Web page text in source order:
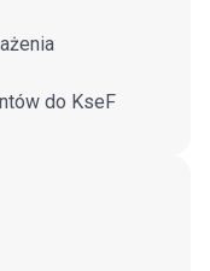
do KseF